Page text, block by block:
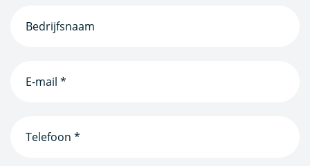
(Vereist)
mailadres
(Vereist)